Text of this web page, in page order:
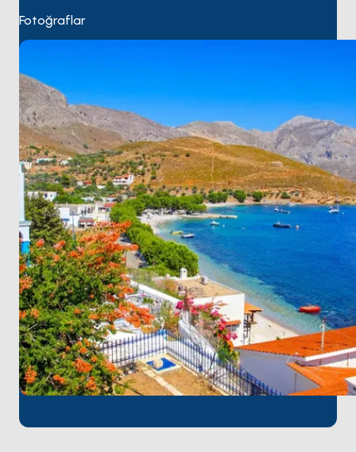
"Sünger Dalgıçlarının Adası" olarak bilinen Kalimnos
gizli bir mücevher olan Leros'a yelken açın. Adanın
sakin plajlarında rahatlayın veya gizli manzara
noktalarını ortaya çıkarmak için yürüyüş macerasına
çıkın.
"Kıyamet Adası" olarak bilinen Patmos'un manevi
atmosferini deneyimleyin. UNESCO listesindeki Saint
John Manastırı'nı ziyaret edin ve adanın tarihi
Chora'sını keşfedin.
Güneşin öptüğü plajların ve berrak suların sizi
beklediği Leipsoi'nin bozulmamış güzelliğini keşfedin.
Yolculuğunuzu huzurun hakim olduğu cennet gibi
Pserimos adasında sonlandırın. Adanın tenha
plajlarında rahatlayın, masmavi sularda yüzün ve
rahat atmosferin tadını çıkarın. Ege'ye veda
etmeden önce kıyı şeridinde son bir yürüyüş yapın.
Kos'a en yakın havalimanı olan Kos Havalimanı keyifli
bir tekne turu için mükemmel bir başlangıç
noktasıdır. Yolculuğunuzun başında havalimanından
yapacağınız kısa bir transfer ile unutulmaz deniz
Fotoğraflar